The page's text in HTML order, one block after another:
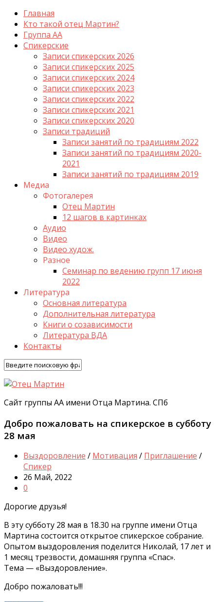
Главная
Кто такой отец Мартин?
Группа АА
Спикерские
Записи спикерских 2026
Записи спикерских 2025
Записи спикерских 2024
Записи спикерских 2023
Записи спикерских 2022
Записи спикерских 2021
Записи спикерских 2020
Записи традиций
Записи занятий по традициям 2022
Записи занятий по традициям 2020-
2021
Записи занятий по традициям 2019
Медиа
Фотогалерея
Отец Мартин
12 шагов в картинках
Аудио
Видео
Видео худож.
Разное
Семинар по ведению групп 17 июня
2022
Литература
Основная литература
Дополнительная литература
Книги о созависимости
Литература ВДА
Контакты
Сайт группы АА имени Отца Мартина. СПб
Добро пожаловать на спикерское в субботу
28 мая
Выздоровление / Мотивация / Приглашение /
Спикер
26 Май, 2022
0
Дорогие друзья!
В эту субботу 28 мая в 18.30 на группе имени Отца
Мартина состоится открытое спикерское собрание.
Опытом выздоровления поделится Николай, 17 лет и
1 месяц трезвости, домашняя группа «Спас».
Тема — «Выздоровление».
Добро пожаловать!!!